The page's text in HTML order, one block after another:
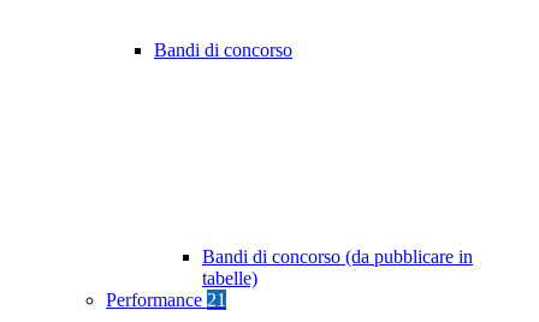
Bandi di concorso
Bandi di concorso (da pubblicare in
tabelle)
Performance 21